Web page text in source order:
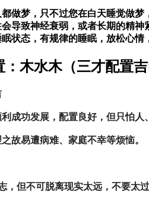
做梦，只不过您在白天睡觉做梦
导致神经衰弱，或者长期的精
状态，有规律的睡眠，放松心
木水木（三才配置
成功发展，配置良好，但只怕
故易遭病难、家庭不幸等烦恼。
，但不可脱离现实太远，不要太